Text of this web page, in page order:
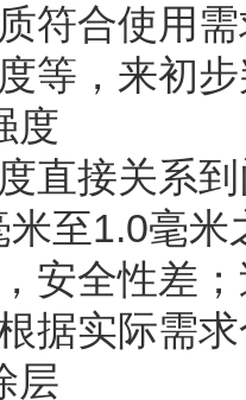
符合使用
等，来初
度
接关系到
至1.0毫
安全性差
据实际需
层